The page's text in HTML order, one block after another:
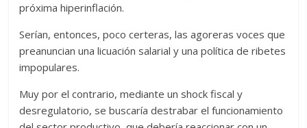
próxima hiperinflación.
Serían, entonces, poco certeras, las agoreras voces que
preanuncian una licuación salarial y una política de ribetes
impopulares.
Muy por el contrario, mediante un shock fiscal y
desregulatorio, se buscaría destrabar el funcionamiento